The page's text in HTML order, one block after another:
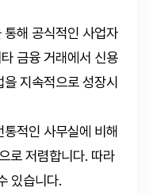
통해 공식적인 사업자
금융 거래에서 신용
지속적으로 성장시
적인 사무실에 비해
로 저렴합니다. 따라
있습니다.